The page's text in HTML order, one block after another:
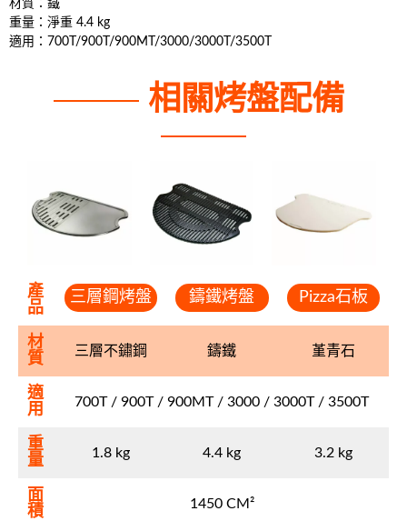
材質：鐵
重量：淨重 4.4 kg
適用：700T/900T/900MT/3000/3000T/3500T
相關烤盤配備
產
品
三層鋼烤盤 鑄鐵烤盤 Pizza石板
材
質
三層不鏽鋼 鑄鐵 堇青石
適
用
700T / 900T / 900MT / 3000 / 3000T / 3500T
重
量
1.8 kg 4.4 kg 3.2 kg
面
積
1450 CM²